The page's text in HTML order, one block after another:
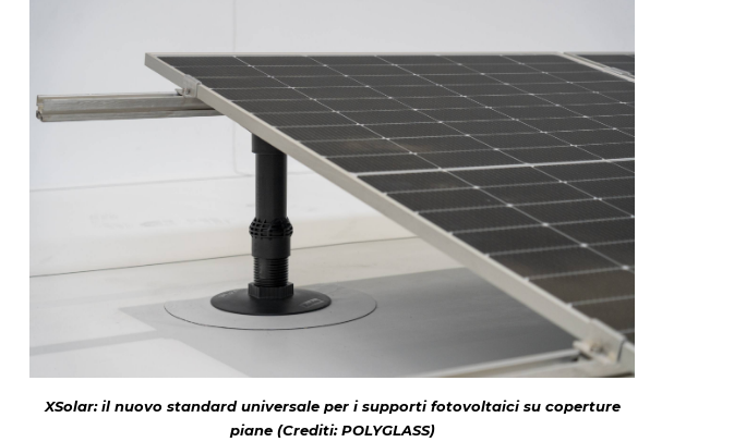
XSolar: il nuovo standard universale per i supporti fotovoltaici su coperture
piane (Crediti: POLYGLASS)